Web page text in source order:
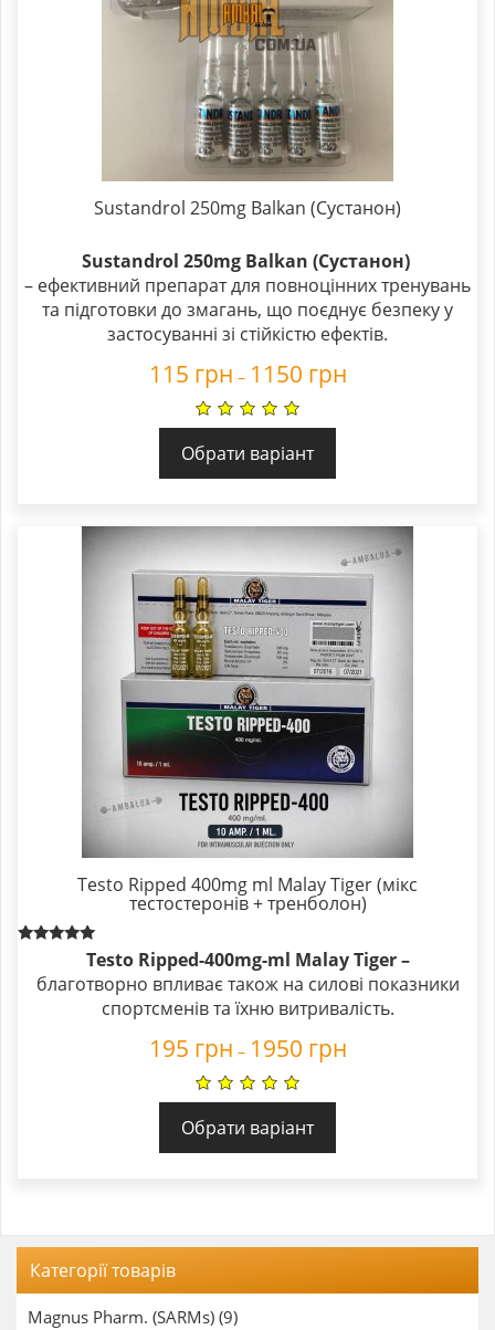
Sustandrol 250mg Balkan (Сустанон)
Sustandrol 250mg Balkan (Сустанон)
– ефективний препарат для повноцінних тренувань
та підготовки до змагань, що поєднує безпеку у
застосуванні зі стійкістю ефектів.
115 грн – 1150 грн
Обрати варіант
Testo Ripped 400mg ml Malay Tiger (мікс
тестостеронів + тренболон)
out of 5
Testo Ripped-400mg-ml Malay Tiger –
благотворно впливає також на силові показники
спортсменів та їхню витривалість.
195 грн – 1950 грн
Обрати варіант
Категорії товарів
Magnus Pharm. (SARMs) (9)